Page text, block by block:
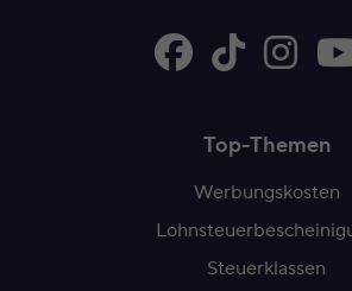
Top-Themen
Werbungskosten
Steuerklassen